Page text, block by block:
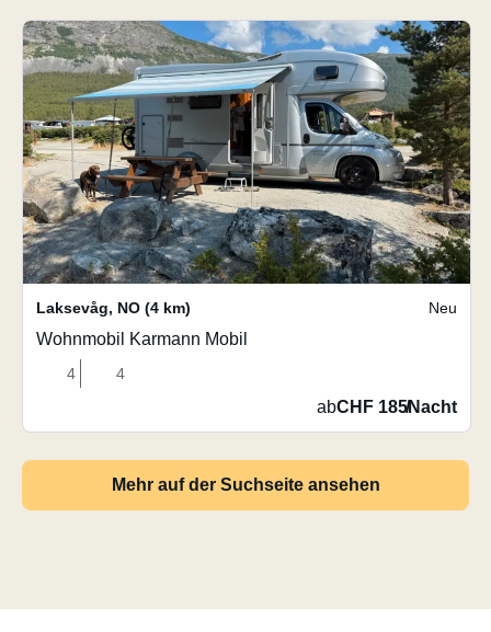
Laksevåg, NO (4 km) Neu
Wohnmobil Karmann Mobil
4 4
abCHF 185/Nacht
Mehr auf der Suchseite ansehen